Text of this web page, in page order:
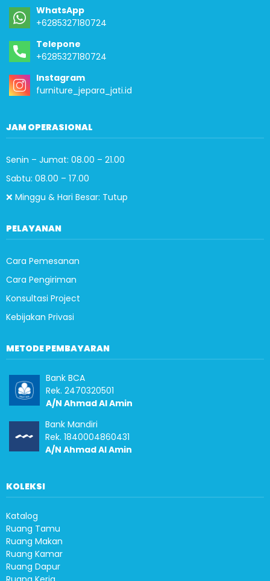
WhatsApp
+6285327180724
Telepone
+6285327180724
Instagram
furniture_jepara_jati.id
JAM OPERASIONAL
Senin – Jumat: 08.00 – 21.00
Sabtu: 08.00 – 17.00
❌ Minggu & Hari Besar: Tutup
PELAYANAN
Cara Pemesanan
Cara Pengiriman
Konsultasi Project
Kebijakan Privasi
METODE PEMBAYARAN
Bank BCA
Rek. 2470320501
A/N Ahmad Al Amin
Bank Mandiri
Rek. 1840004860431
A/N Ahmad Al Amin
KOLEKSI
Katalog
Ruang Tamu
Ruang Makan
Ruang Kamar
Ruang Dapur